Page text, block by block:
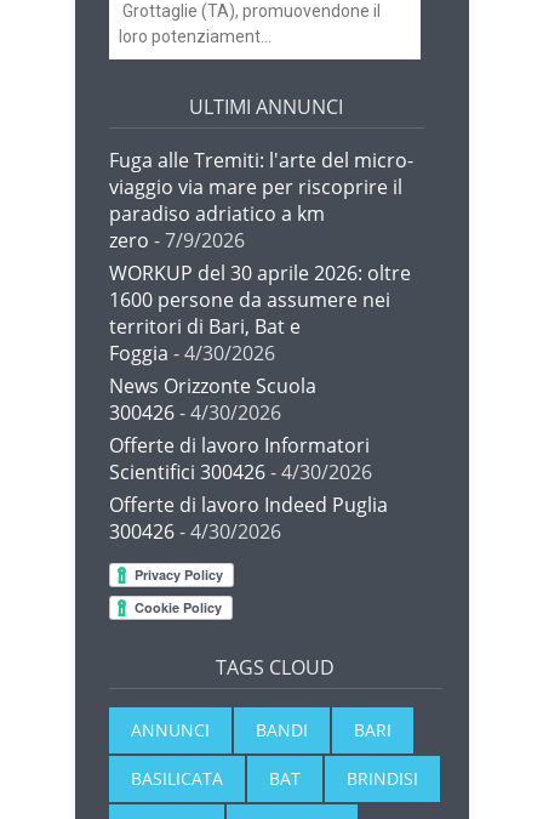
Grottaglie (TA), promuovendone il
loro potenziament...
ULTIMI ANNUNCI
Fuga alle Tremiti: l'arte del micro-
viaggio via mare per riscoprire il
paradiso adriatico a km
zero - 7/9/2026
WORKUP del 30 aprile 2026: oltre
1600 persone da assumere nei
territori di Bari, Bat e
Foggia - 4/30/2026
News Orizzonte Scuola
300426- 4/30/2026
Offerte di lavoro Informatori
Scientifici 300426- 4/30/2026
Offerte di lavoro Indeed Puglia
300426- 4/30/2026
TAGS CLOUD
ANNUNCI BANDI BARI
BASILICATA BAT BRINDISI